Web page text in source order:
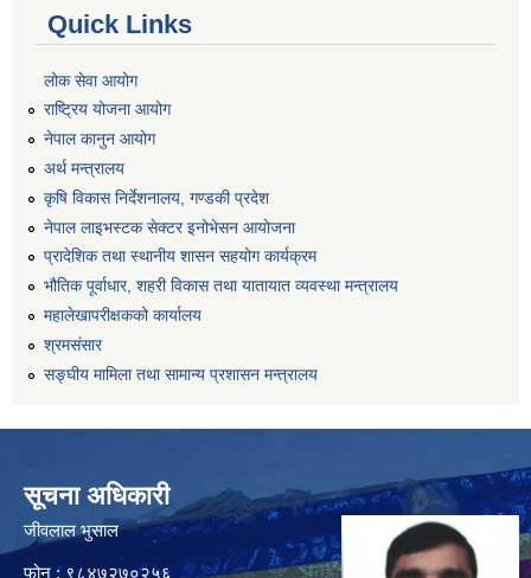
Quick Links
लोक सेवा आयोग
राष्ट्रिय योजना आयोग
नेपाल कानुन आयोग
अर्थ मन्त्रालय
कृषि विकास निर्देशनालय, गण्डकी प्रदेश
नेपाल लाइभस्टक सेक्टर इनोभेसन आयोजना
प्रादेशिक तथा स्थानीय शासन सहयोग कार्यक्रम
भौतिक पूर्वाधार, शहरी विकास तथा यातायात व्यवस्था मन्त्रालय
महालेखापरीक्षकको कार्यालय
श्रमसंसार
सङ्घीय मामिला तथा सामान्य प्रशासन मन्त्रालय
सूचना अधिकारी
जीवलाल भुसाल
फोन : ९८४७२७०२५६